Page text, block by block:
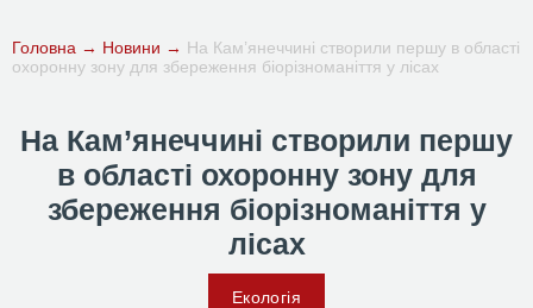
Головна → Новини → На Кам’янеччині створили першу в області
охоронну зону для збереження біорізноманіття у лісах
На Кам’янеччині створили першу
в області охоронну зону для
збереження біорізноманіття у
лісах
Екологія